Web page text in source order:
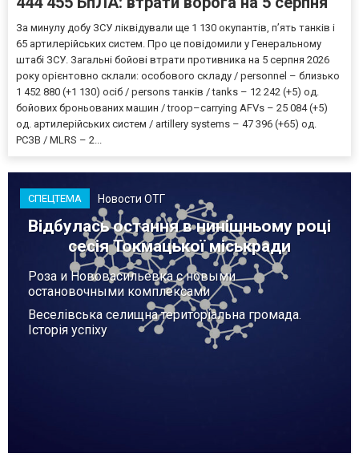
За минулу добу ЗСУ ліквідували ще 1 130 окупантів, пʼять танків і
65 артилерійських систем. Про це повідомили у Генеральному
штабі ЗСУ. Загальні бойові втрати противника на 5 серпня 2026
року орієнтовно склали: особового складу / personnel – близько
1 452 880 (+1 130) осіб / persons танків / tanks – 12 242 (+5) од.
бойових броньованих машин / troop–carrying AFVs – 25 084 (+5)
од. артилерійських систем / artillery systems – 47 396 (+65) од.
РСЗВ / MLRS – 2...
СПЕЦТЕМА Новости ОТГ
Відбулась остання в нинішньому році
сесія Токмацької міськради
Роза и Нововасильевка с новыми
остановочными комплексами
Веселівська селищна територіальна громада.
Історія успіху